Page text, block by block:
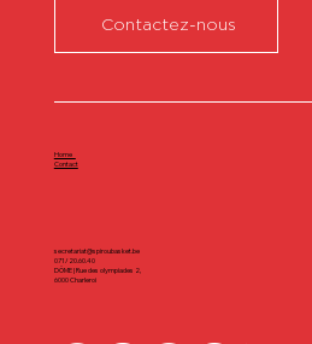
Contactez-nous
secretariat@spiroubasket.be
071/20.60.40
DÔME | Rue des olympiades 2,
6000 Charleroi
Home
Contact